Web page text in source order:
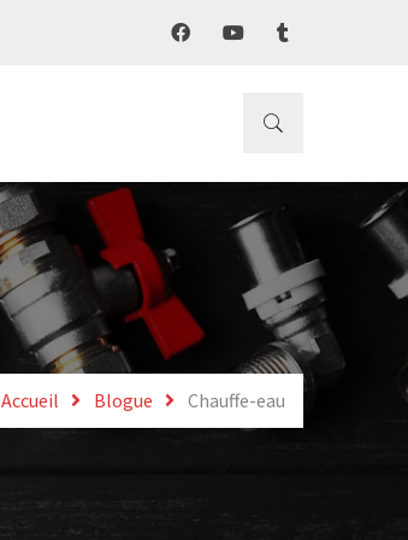
Accueil Blogue Chauffe-eau